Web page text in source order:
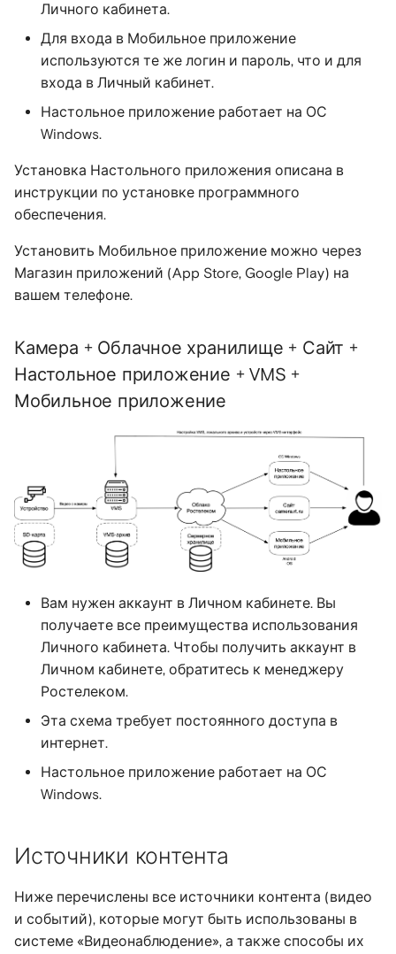
Личного кабинета.
Для входа в Мобильное приложение
используются те же логин и пароль, что и для
входа в Личный кабинет.
Настольное приложение работает на ОС
Windows.
Установка Настольного приложения описана в
инструкции по установке программного
обеспечения.
Установить Мобильное приложение можно через
Магазин приложений (App Store, Google Play) на
вашем телефоне.
Камера + Облачное хранилище + Сайт +
Настольное приложение + VMS +
Мобильное приложение
Вам нужен аккаунт в Личном кабинете. Вы
получаете все преимущества использования
Личного кабинета. Чтобы получить аккаунт в
Личном кабинете, обратитесь к менеджеру
Ростелеком.
Эта схема требует постоянного доступа в
интернет.
Настольное приложение работает на ОС
Windows.
Источники контента
Ниже перечислены все источники контента (видео
и событий), которые могут быть использованы в
системе «Видеонаблюдение», а также способы их